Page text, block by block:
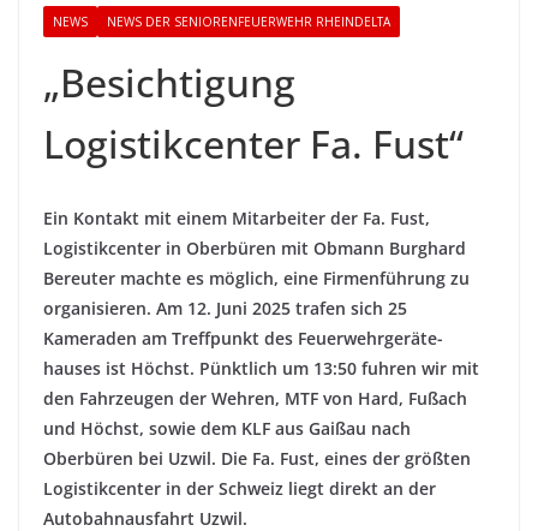
NEWS NEWS DER SENIORENFEUERWEHR RHEINDELTA
„Besichtigung
Logistikcenter Fa. Fust“
Ein Kontakt mit einem Mitarbeiter der Fa. Fust,
Logistikcenter in Oberbüren mit Obmann Burghard
Bereuter machte es möglich, eine Firmenführung zu
organisieren. Am 12. Juni 2025 trafen sich 25
Kameraden am Treffpunkt des Feuerwehrgeräte-
hauses ist Höchst. Pünktlich um 13:50 fuhren wir mit
den Fahrzeugen der Wehren, MTF von Hard, Fußach
und Höchst, sowie dem KLF aus Gaißau nach
Oberbüren bei Uzwil. Die Fa. Fust, eines der größten
Logistikcenter in der Schweiz liegt direkt an der
Autobahnausfahrt Uzwil.